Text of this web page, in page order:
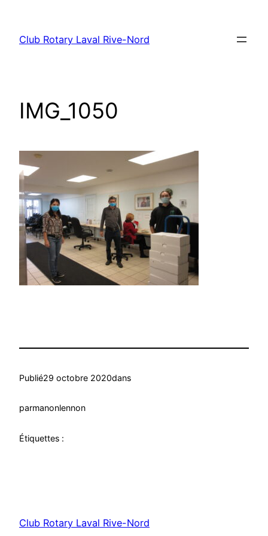
contenu
Club Rotary Laval Rive-Nord
IMG_1050
Publié29 octobre 2020dans
parmanonlennon
Étiquettes :
Club Rotary Laval Rive-Nord